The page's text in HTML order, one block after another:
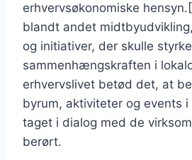
erhvervsøkonomiske
blandt andet
og initiativer, der skulle styrke
sammenhængskraften i
erhvervslivet betød det, at
byrum, aktiviteter og events
taget i dialog med de
berørt.